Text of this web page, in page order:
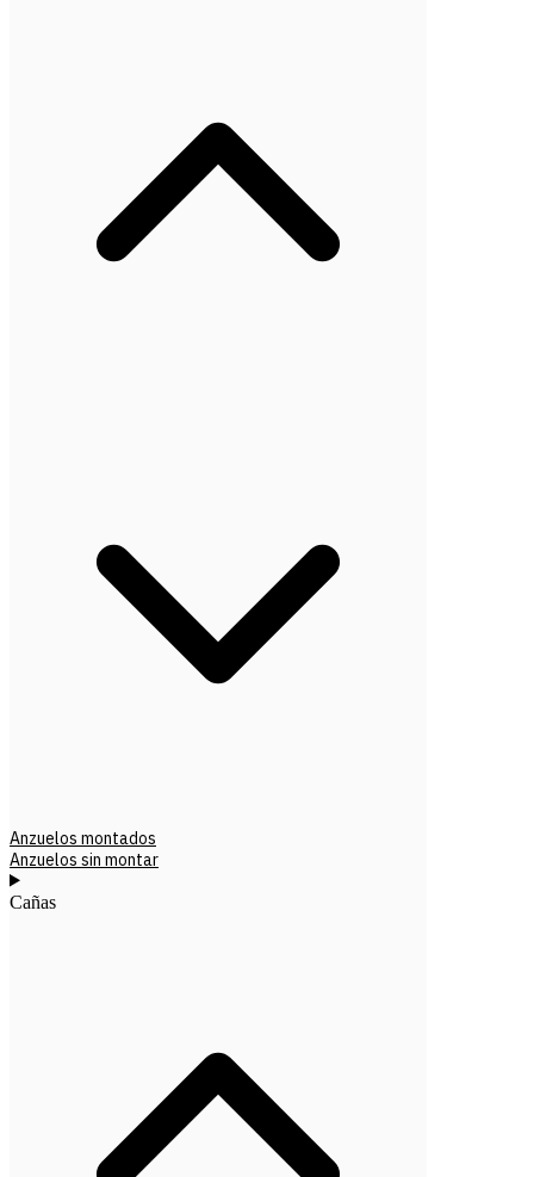
Anzuelos montados
Anzuelos sin montar
Cañas